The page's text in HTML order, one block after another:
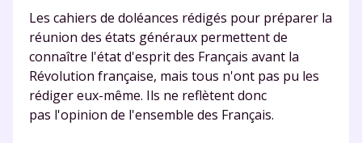
Les cahiers de doléances rédigés pour préparer la
réunion des états généraux permettent de
connaître l'état d'esprit des Français avant la
Révolution française, mais tous n'ont pas pu les
rédiger eux-même. Ils ne reflètent donc
pas l'opinion de l'ensemble des Français.
Fermer